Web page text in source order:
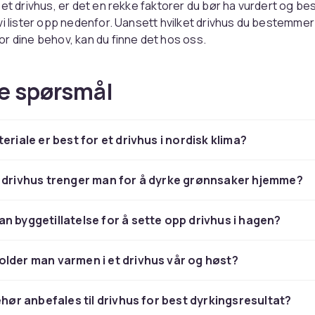
drivhus, er det en rekke faktorer du bør ha vurdert og
lister opp nedenfor. Uansett hvilket drivhus du
dine behov, kan du finne det hos oss.
et veggmontert drivhus på opptil 15 m2 eller et
til kommunen din.
drivhus trenger jeg til dyrkingen
vanligste feilen er imidlertid å velge et som er for lite.
bør jeg plassere drivhuset mitt?
en plassering for drivhuset ditt, er det lurt å plassere det
i alle årstider, og hvis du har et løvfellende tre i nærheten,
spørsmål
er best for et drivhus i nordisk klima?
trenger man for å dyrke grønnsaker hjemme?
byggetillatelse for å sette opp drivhus i hagen?
man varmen i et drivhus vår og høst?
anbefales til drivhus for best dyrkingsresultat?